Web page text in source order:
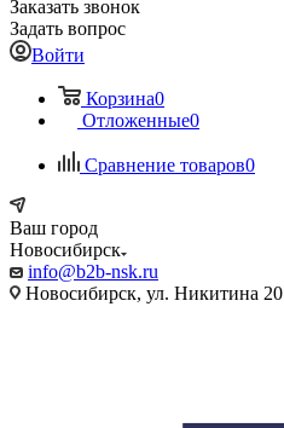
Заказать звонок
Задать вопрос
Войти
Корзина0
Отложенные0
Сравнение товаров0
Ваш город
Новосибирск
info@b2b-nsk.ru
Новосибирск, ул. Никитина 20